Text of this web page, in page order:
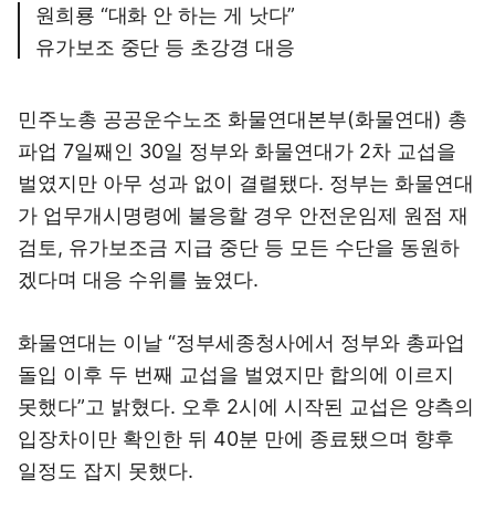
원희룡 “대화 안 하는 게 낫다”
유가보조 중단 등 초강경 대응
민주노총 공공운수노조 화물연대본부(화물연대) 총
파업 7일째인 30일 정부와 화물연대가 2차 교섭을
벌였지만 아무 성과 없이 결렬됐다. 정부는 화물연대
가 업무개시명령에 불응할 경우 안전운임제 원점 재
검토, 유가보조금 지급 중단 등 모든 수단을 동원하
겠다며 대응 수위를 높였다.
화물연대는 이날 “정부세종청사에서 정부와 총파업
돌입 이후 두 번째 교섭을 벌였지만 합의에 이르지
못했다”고 밝혔다. 오후 2시에 시작된 교섭은 양측의
입장차이만 확인한 뒤 40분 만에 종료됐으며 향후
일정도 잡지 못했다.